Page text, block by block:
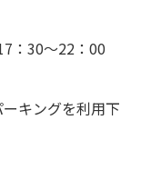
：30～22：00
キングを利用下